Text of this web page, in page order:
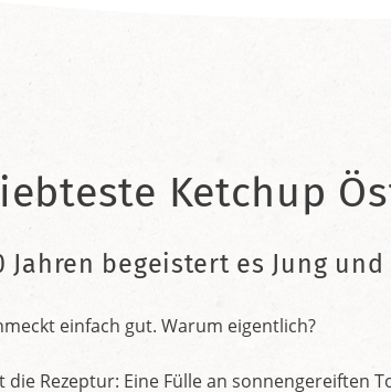
Ketchup
Jahren begeistert es Jung und
einfach gut. Warum eigentlich?
die Rezeptur: Eine Fülle an sonnengereiften